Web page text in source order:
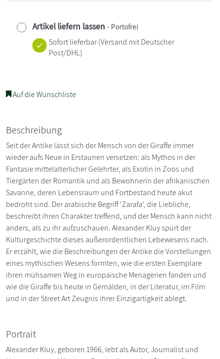
Artikel liefern lassen - Portofrei
Sofort lieferbar(Versand mit Deutscher
Post/DHL)
Auf die Wunschliste
Beschreibung
Seit der Antike lässt sich der Mensch von der Giraffe immer
wieder aufs Neue in Erstaunen versetzen: als Mythos in der
Fantasie mittelalterlicher Gelehrter, als Exotin in Zoos und
Tiergärten der Romantik und als Bewohnerin der afrikanischen
Savanne, deren Lebensraum und Fortbestand heute akut
bedroht sind. Der arabische Begriff 'Zarafa', die Liebliche,
beschreibt ihren Charakter treffend, und der Mensch kann nicht
anders, als zu ihr aufzuschauen. Alexander Kluy spürt der
Kulturgeschichte dieses außerordentlichen Lebewesens nach.
Er erzählt, wie die Beschreibungen der Antike die Vorstellungen
eines mythischen Wesens formten, wie die ersten Exemplare
ihren mühsamen Weg in europäische Menagerien fanden und
wie die Giraffe bis heute in Gemälden, in der Literatur, im Film
und in der Street Art Zeugnis ihrer Einzigartigkeit ablegt.
Portrait
Alexander Kluy, geboren 1966, lebt als Autor, Journalist und